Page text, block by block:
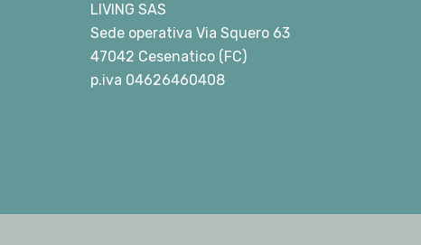
LIVING SAS
Sede operativa Via Squero 63
47042 Cesenatico (FC)
p.iva 04626460408